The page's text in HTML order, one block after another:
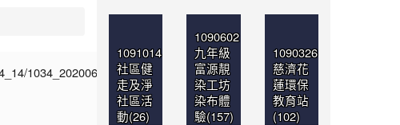
1091014
社區健
走及淨
社區活
動(26)
1090602
九年級
富源靚
染工坊
染布體
驗(157)
1090326
慈濟花
蓮環保
教育站
(102)